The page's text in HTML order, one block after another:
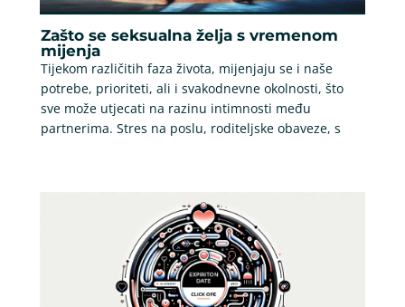
Zašto se seksualna želja s vremenom
mijenja
Tijekom različitih faza života, mijenjaju se i naše
potrebe, prioriteti, ali i svakodnevne okolnosti, što
sve može utjecati na razinu intimnosti među
partnerima. Stres na poslu, roditeljske obaveze, s